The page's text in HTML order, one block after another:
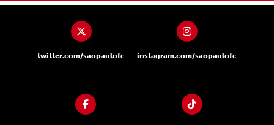
twitter.com/saopaulofc instagram.com/saopaulofc